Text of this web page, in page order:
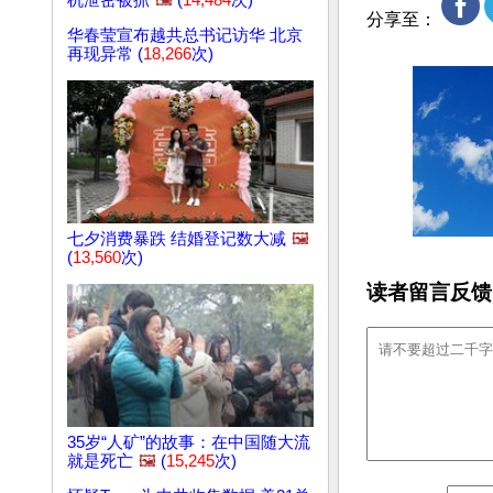
华春莹宣布越共总书记访华 北京
再现异常 (18,266次)
七夕消费暴跌 结婚登记数大减 🖼️
(13,560次)
35岁“人矿”的故事：在中国随大流
就是死亡 🖼️ (15,245次)
分享至：
读者留言反